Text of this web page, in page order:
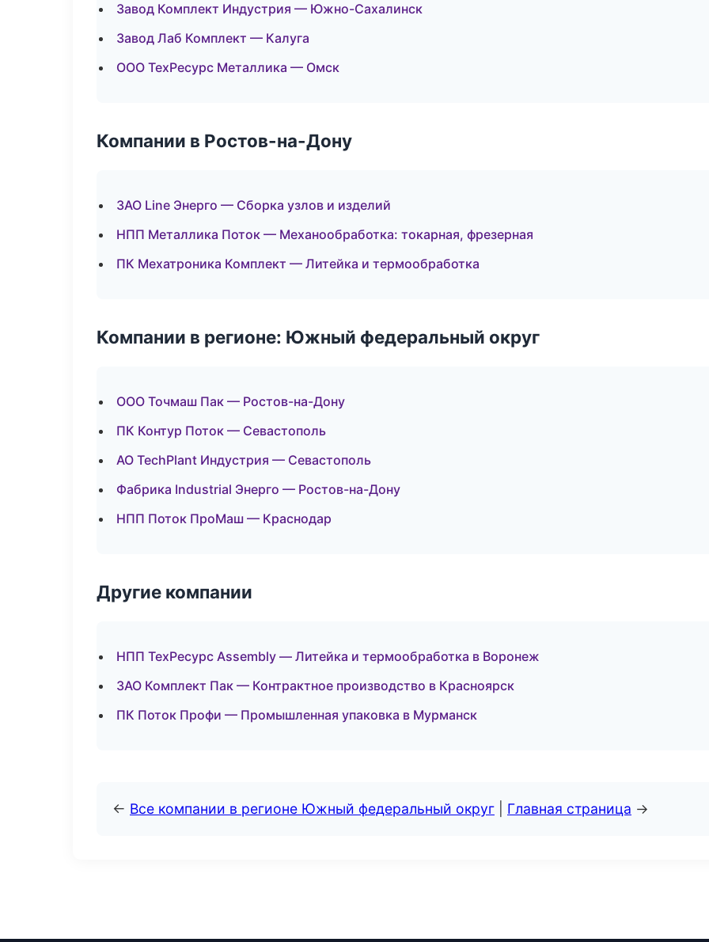
Завод Комплект Индустрия — Южно-Сахалинск
Завод Лаб Комплект — Калуга
ООО ТехРесурс Металлика — Омск
Компании в Ростов-на-Дону
ЗАО Line Энерго — Сборка узлов и изделий
НПП Металлика Поток — Механообработка: токарная, фрезерная
ПК Мехатроника Комплект — Литейка и термообработка
Компании в регионе: Южный федеральный округ
ООО Точмаш Пак — Ростов-на-Дону
ПК Контур Поток — Севастополь
АО TechPlant Индустрия — Севастополь
Фабрика Industrial Энерго — Ростов-на-Дону
НПП Поток ПроМаш — Краснодар
Другие компании
НПП ТехРесурс Assembly — Литейка и термообработка в Воронеж
ЗАО Комплект Пак — Контрактное производство в Красноярск
ПК Поток Профи — Промышленная упаковка в Мурманск
← Все компании в регионе Южный федеральный округ Главная страница →